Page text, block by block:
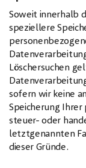
Soweit innerhalb
speziellere
Löschersuchen
sofern wir keine
Speicherung Ihrer
steuer- oder
letztgenannten
dieser Gründe.